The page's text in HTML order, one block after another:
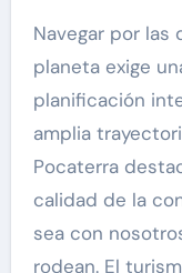
Navegar por las
planeta exige
planificación
amplia
Pocaterra
calidad de la
sea con
rodean. El